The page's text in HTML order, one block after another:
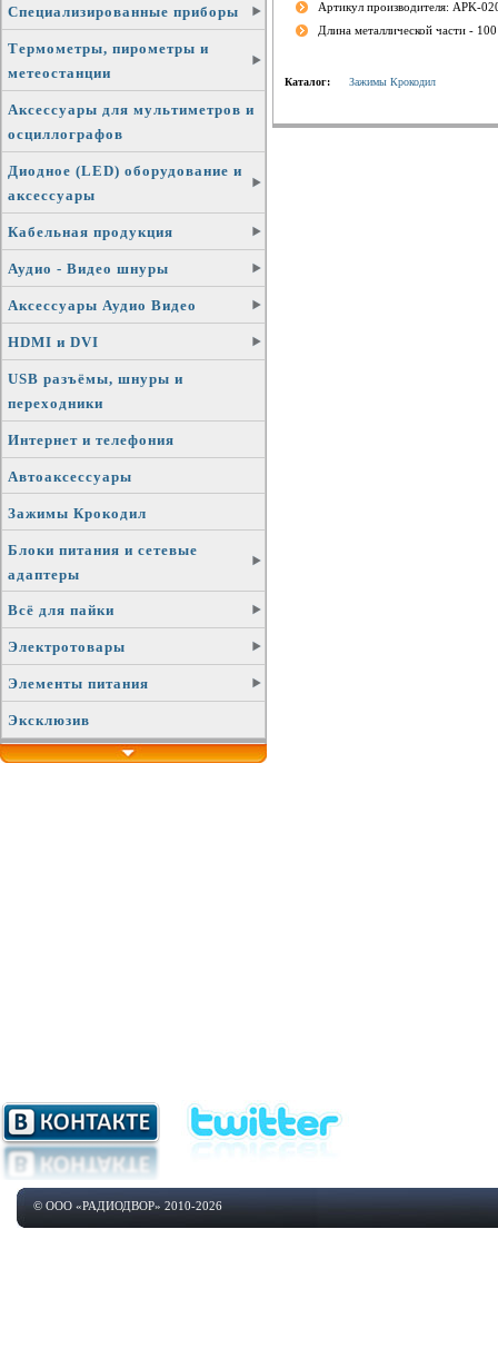
Специализированные приборы
Термометры, пирометры и
метеостанции
Аксессуары для мультиметров и
осциллографов
Диодное (LED) оборудование и
аксессуары
Кабельная продукция
Аудио - Видео шнуры
Аксессуары Аудио Видео
HDMI и DVI
USB разъёмы, шнуры и
переходники
Интернет и телефония
Автоаксессуары
Зажимы Крокодил
Блоки питания и сетевые
адаптеры
Всё для пайки
Электротовары
Элементы питания
Эксклюзив
Артикул производителя: APK-
Длина металлической части -
Каталог: Зажимы Крокодил
© ООО «РАДИОДВОР» 2010-2026